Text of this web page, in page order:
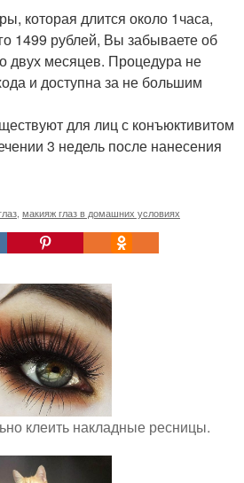
которая длится около 1часа,
1499 рублей, Вы забываете об
двух месяцев. Процедура не
и доступна за не большим
для лиц с конъюктивитом
3 недель после нанесения
макияж глаз в домашних условиях
клеить накладные ресницы.